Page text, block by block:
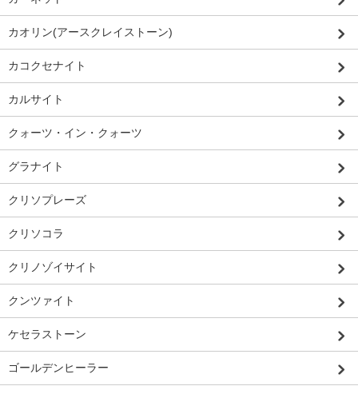
カオリン(アースクレイストーン)
カコクセナイト
カルサイト
クォーツ・イン・クォーツ
グラナイト
クリソプレーズ
クリソコラ
クリノゾイサイト
クンツァイト
ケセラストーン
ゴールデンヒーラー